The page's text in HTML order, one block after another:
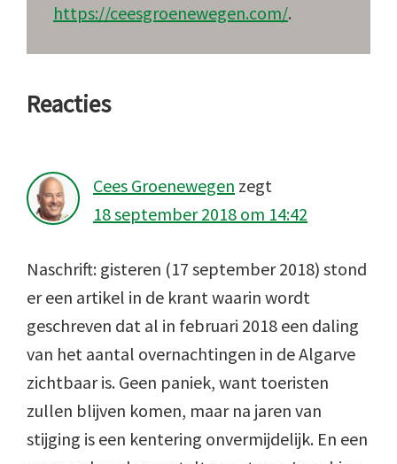
https://ceesgroenewegen.com/.
Lees
Reacties
Cees Groenewegen zegt
18 september 2018 om 14:42
Naschrift: gisteren (17 september 2018) stond
er een artikel in de krant waarin wordt
geschreven dat al in februari 2018 een daling
van het aantal overnachtingen in de Algarve
zichtbaar is. Geen paniek, want toeristen
zullen blijven komen, maar na jaren van
stijging is een kentering onvermijdelijk. En een